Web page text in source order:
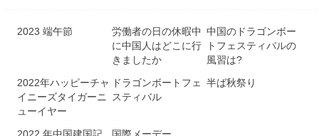
2023 端午節
労働者の日の休暇中
に中国人はどこに行
きましたか
中国のドラゴンボー
トフェスティバルの
風習は?
2022年ハッピーチャ
イニーズタイガーニ
ューイヤー
ドラゴンボートフェ
スティバル
半ば秋祭り